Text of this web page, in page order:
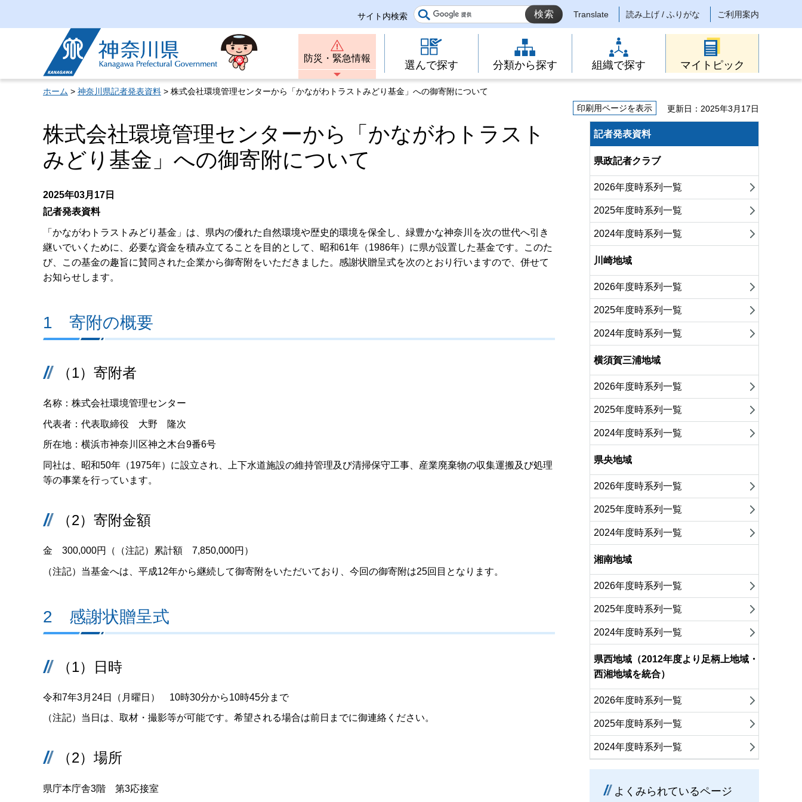
サイト内検索 Translate 読み上げ / ふりがな ご利用案内
神奈川県
防災・緊急情報
選んで探す 分類から探す 組織で探す マイトピック
ホーム > 神奈川県記者発表資料 > 株式会社環境管理センターから「かながわトラストみどり基金」への御寄附について
印刷用ページを表示
更新日：2025年3月17日
株式会社環境管理センターから「かながわトラスト
みどり基金」への御寄附について
2025年03月17日
記者発表資料
「かながわトラストみどり基金」は、県内の優れた自然環境や歴史的環境を保全し、緑豊かな神奈川を次の世代へ引き
継いでいくために、必要な資金を積み立てることを目的として、昭和61年（1986年）に県が設置した基金です。このた
び、この基金の趣旨に賛同された企業から御寄附をいただきました。感謝状贈呈式を次のとおり行いますので、併せて
お知らせします。
1 寄附の概要
（1）寄附者
名称：株式会社環境管理センター
代表者：代表取締役 大野 隆次
所在地：横浜市神奈川区神之木台9番6号
同社は、昭和50年（1975年）に設立され、上下水道施設の維持管理及び清掃保守工事、産業廃棄物の収集運搬及び処理
等の事業を行っています。
（2）寄附金額
金 300,000円（（注記）累計額 7,850,000円）
（注記）当基金へは、平成12年から継続して御寄附をいただいており、今回の御寄附は25回目となります。
2 感謝状贈呈式
（1）日時
令和7年3月24日（月曜日） 10時30分から10時45分まで
（注記）当日は、取材・撮影等が可能です。希望される場合は前日までに御連絡ください。
（2）場所
県庁本庁舎3階 第3応接室
記者発表資料
県政記者クラブ
2026年度時系列一覧
2025年度時系列一覧
2024年度時系列一覧
川崎地域
2026年度時系列一覧
2025年度時系列一覧
2024年度時系列一覧
横須賀三浦地域
2026年度時系列一覧
2025年度時系列一覧
2024年度時系列一覧
県央地域
2026年度時系列一覧
2025年度時系列一覧
2024年度時系列一覧
湘南地域
2026年度時系列一覧
2025年度時系列一覧
2024年度時系列一覧
県西地域（2012年度より足柄上地域・
西湘地域を統合）
2026年度時系列一覧
2025年度時系列一覧
2024年度時系列一覧
よくみられているページ